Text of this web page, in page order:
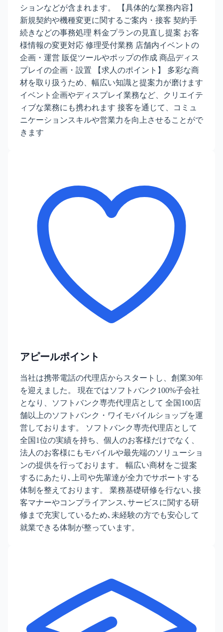
ションなどが含まれます。 【具体的な業務内容】
新規契約や機種変更に関するご案内・接客 契約手
続きなどの事務処理 料金プランの見直し提案 お客
様情報の変更対応 修理受付業務 店舗内イベントの
企画・運営 販促ツールやポップの作成 商品ディス
プレイの企画・設置 【求人のポイント】 多彩な商
材を取り扱うため、幅広い知識と提案力が磨けます
イベント企画やディスプレイ業務など、クリエイテ
ィブな業務にも携われます 接客を通じて、コミュ
ニケーションスキルや営業力を向上させることがで
きます
アピールポイント
当社は携帯電話の代理店からスタートし、創業30年
を迎えました。 現在ではソフトバンク100%子会社
となり、ソフトバンク専売代理店として 全国100店
舗以上のソフトバンク・ワイモバイルショップを運
営しております。 ソフトバンク専売代理店として
全国1位の実績を持ち、個人のお客様だけでなく、
法人のお客様にもモバイルや最先端のソリューショ
ンの提供を行っております。 幅広い商材をご提案
するにあたり､上司や先輩達が全力でサポートする
体制を整えております。 業務基礎研修を行ない､接
客マナーやコンプライアンス､サービスに関する研
修まで充実しているため､未経験の方でも安心して
就業できる体制が整っています。